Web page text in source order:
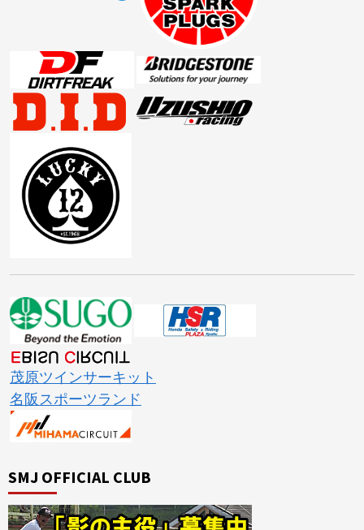
茂原ツインサーキット
名阪スポーツランド
SMJ OFFICIAL CLUB